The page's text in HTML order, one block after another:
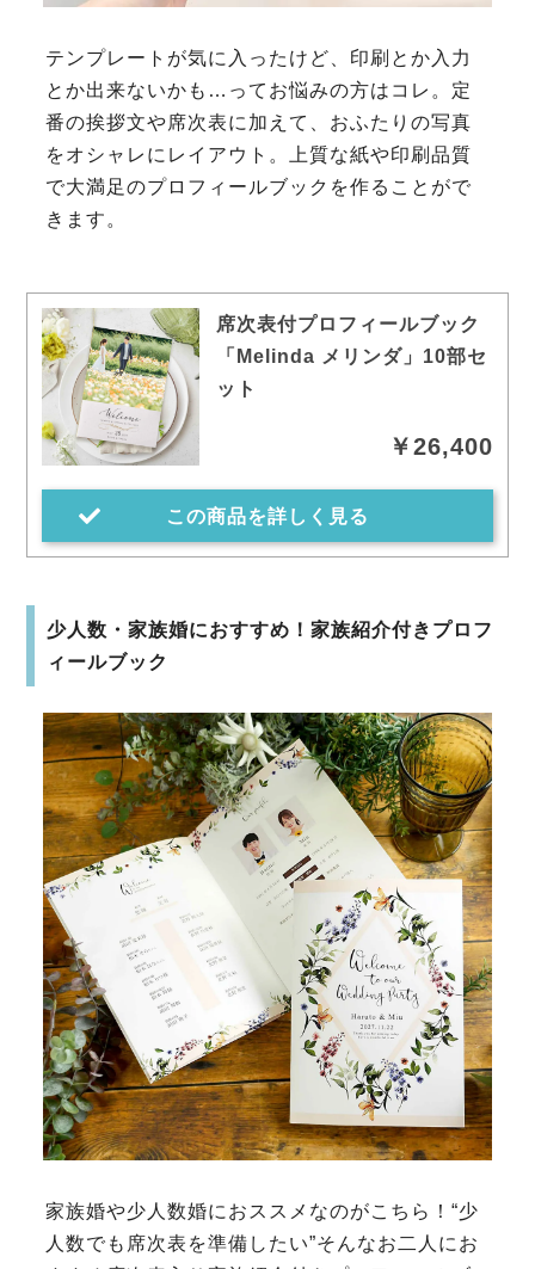
テンプレートが気に入ったけど、印刷とか入力
とか出来ないかも…ってお悩みの方はコレ。定
番の挨拶文や席次表に加えて、おふたりの写真
をオシャレにレイアウト。上質な紙や印刷品質
で大満足のプロフィールブックを作ることがで
きます。
席次表付プロフィールブック
「Melinda メリンダ」10部セ
ット
￥26,400
この商品を詳しく見る
少人数・家族婚におすすめ！家族紹介付きプロフ
ィールブック
家族婚や少人数婚におススメなのがこちら！“少
人数でも席次表を準備したい”そんなお二人にお